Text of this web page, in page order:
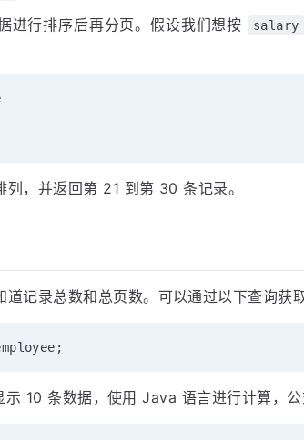
进行排序后再分页。假设我们想按 salary
，并返回第 21 到第 30 条记录。
记录总数和总页数。可以通过以下查询获
;
10 条数据，使用 Java 语言进行计算，公